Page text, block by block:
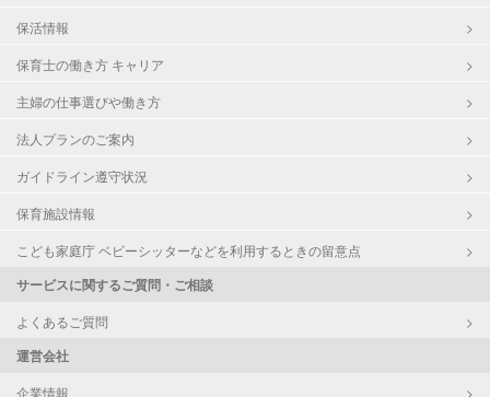
保活情報
保育士の働き方 キャリア
主婦の仕事選びや働き方
法人プランのご案内
ガイドライン遵守状況
保育施設情報
こども家庭庁 ベビーシッターなどを利用するときの留意点
サービスに関するご質問・ご相談
よくあるご質問
運営会社
企業情報